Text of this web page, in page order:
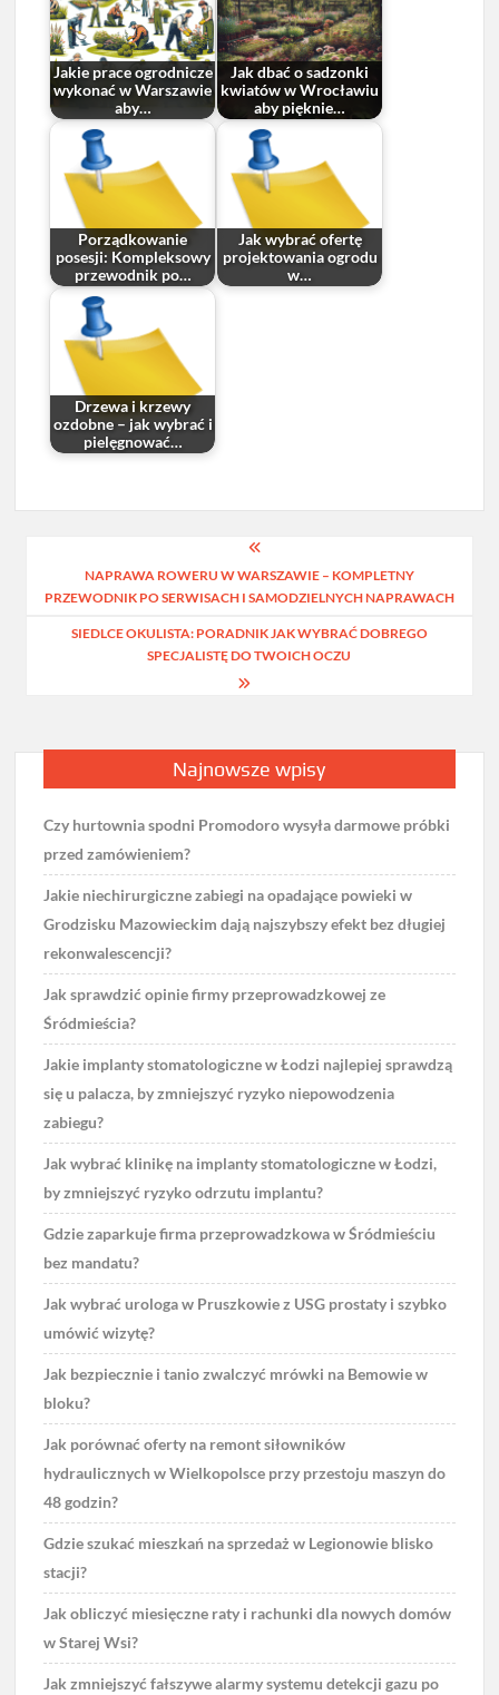
Jakie prace ogrodnicze
wykonać w Warszawie
aby…
Jak dbać o sadzonki
kwiatów w Wrocławiu
aby pięknie…
Porządkowanie
posesji: Kompleksowy
przewodnik po…
Jak wybrać ofertę
projektowania ogrodu
w…
Drzewa i krzewy
ozdobne – jak wybrać i
pielęgnować…
wpisuNAPRAWA ROWERU W WARSZAWIE – KOMPLETNY
PRZEWODNIK PO SERWISACH I SAMODZIELNYCH NAPRAWACH
SIEDLCE OKULISTA: PORADNIK JAK WYBRAĆ DOBREGO
SPECJALISTĘ DO TWOICH OCZU
Najnowsze wpisy
Czy hurtownia spodni Promodoro wysyła darmowe próbki
przed zamówieniem?
Jakie niechirurgiczne zabiegi na opadające powieki w
Grodzisku Mazowieckim dają najszybszy efekt bez długiej
rekonwalescencji?
Jak sprawdzić opinie firmy przeprowadzkowej ze
Śródmieścia?
Jakie implanty stomatologiczne w Łodzi najlepiej sprawdzą
się u palacza, by zmniejszyć ryzyko niepowodzenia
zabiegu?
Jak wybrać klinikę na implanty stomatologiczne w Łodzi,
by zmniejszyć ryzyko odrzutu implantu?
Gdzie zaparkuje firma przeprowadzkowa w Śródmieściu
bez mandatu?
Jak wybrać urologa w Pruszkowie z USG prostaty i szybko
umówić wizytę?
Jak bezpiecznie i tanio zwalczyć mrówki na Bemowie w
bloku?
Jak porównać oferty na remont siłowników
hydraulicznych w Wielkopolsce przy przestoju maszyn do
48 godzin?
Gdzie szukać mieszkań na sprzedaż w Legionowie blisko
stacji?
Jak obliczyć miesięczne raty i rachunki dla nowych domów
w Starej Wsi?
Jak zmniejszyć fałszywe alarmy systemu detekcji gazu po